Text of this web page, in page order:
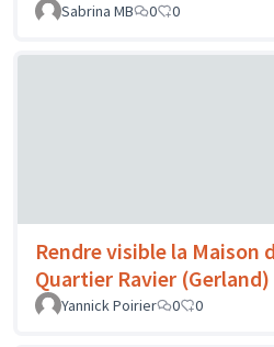
Sabrina MB
0 0
Rendre visible la Maison
Quartier Ravier (Gerland)
Yannick Poirier
0 0